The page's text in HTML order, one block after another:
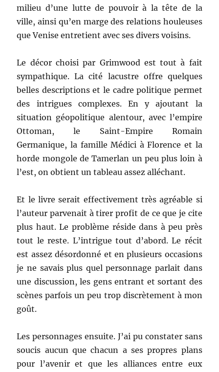
milieu d’une lutte de pouvoir à la tête de la
ville, ainsi qu’en marge des relations houleuses
que Venise entretient avec ses divers voisins.
Le décor choisi par Grimwood est tout à fait
sympathique. La cité lacustre offre quelques
belles descriptions et le cadre politique permet
des intrigues complexes. En y ajoutant la
situation géopolitique alentour, avec l’empire
Ottoman, le Saint-Empire Romain
Germanique, la famille Médici à Florence et la
horde mongole de Tamerlan un peu plus loin à
l’est, on obtient un tableau assez alléchant.
Et le livre serait effectivement très agréable si
l’auteur parvenait à tirer profit de ce que je cite
plus haut. Le problème réside dans à peu près
tout le reste. L’intrigue tout d’abord. Le récit
est assez désordonné et en plusieurs occasions
je ne savais plus quel personnage parlait dans
une discussion, les gens entrant et sortant des
scènes parfois un peu trop discrètement à mon
goût.
Les personnages ensuite. J’ai pu constater sans
soucis aucun que chacun a ses propres plans
pour l’avenir et que les alliances entre eux